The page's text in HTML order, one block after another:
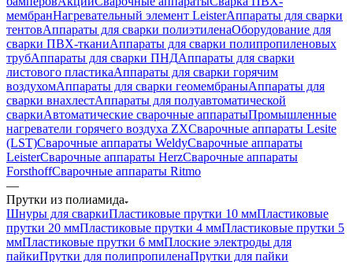
мембранНагревательный элемент LeisterАппараты для сварки
тентовАппараты для сварки полиэтиленаОборудование для
сварки ПВХ-тканиАппараты для сварки полипропиленовых
трубАппараты для сварки ПНДАппараты для сварки
листового пластикаАппараты для сварки горячим
воздухомАппараты для сварки геомембраныАппараты для
сварки внахлестАппараты для полуавтоматической
сваркиАвтоматические сварочные аппаратыПромышленные
нагреватели горячего воздуха ZXСварочные аппараты Lesite
(LST)Сварочные аппараты WeldyСварочные аппараты
LeisterСварочные аппараты HerzСварочные аппараты
ForsthoffСварочные аппараты Ritmo
—
Прутки из полиамида
Шнуры для сваркиПластиковые прутки 10 ммПластиковые
прутки 20 ммПластиковые прутки 4 ммПластиковые прутки 5
ммПластиковые прутки 6 ммПлоские электроды для
пайкиПрутки для полипропиленаПрутки для пайки